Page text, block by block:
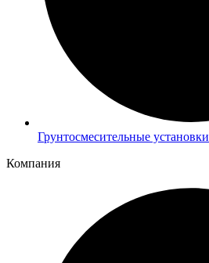
Грунтосмесительные установки
Компания